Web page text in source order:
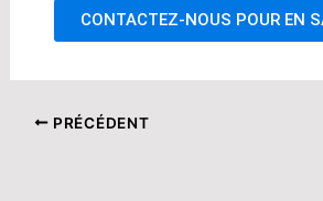
CONTACTEZ-NOUS POUR EN
PRÉCÉDENT